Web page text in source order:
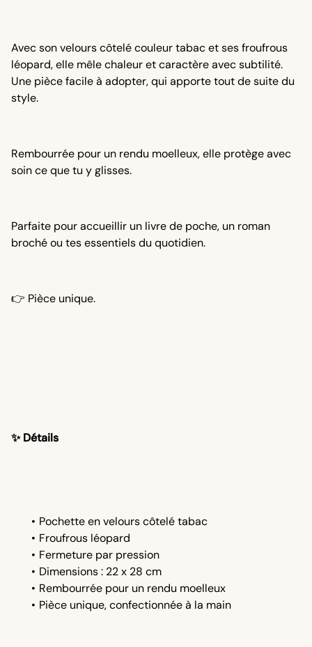
Avec son velours côtelé couleur tabac et ses froufrous
léopard, elle mêle chaleur et caractère avec subtilité.
Une pièce facile à adopter, qui apporte tout de suite du
style.
Rembourrée pour un rendu moelleux, elle protège avec
soin ce que tu y glisses.
Parfaite pour accueillir un livre de poche, un roman
broché ou tes essentiels du quotidien.
👉 Pièce unique.
✨ Détails
Pochette en velours côtelé tabac
Froufrous léopard
Fermeture par pression
Dimensions : 22 x 28 cm
Rembourrée pour un rendu moelleux
Pièce unique, confectionnée à la main